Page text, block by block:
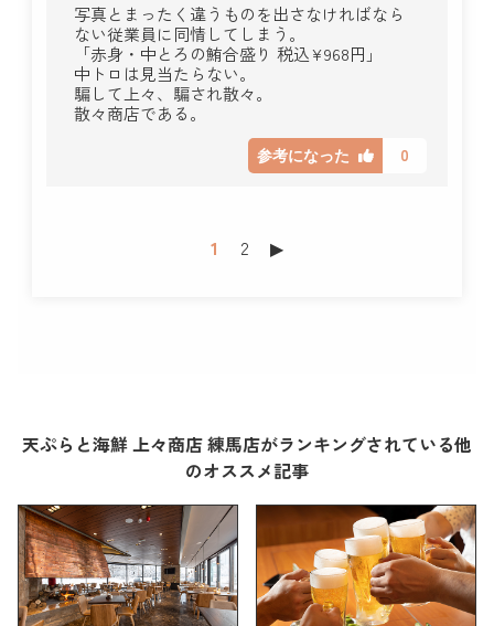
写真とまったく違うものを出さなければなら
ない従業員に同情してしまう。
「赤身・中とろの鮪合盛り 税込¥968円」
中トロは見当たらない。
騙して上々、騙され散々。
散々商店である。
参考になった 0
1 2 ▶︎
天ぷらと海鮮 上々商店 練馬店がランキングされている他
のオススメ記事